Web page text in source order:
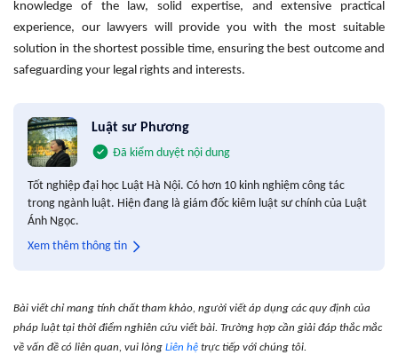
knowledge of the law, solid expertise, and extensive practical
experience, our lawyers will provide you with the most suitable
solution in the shortest possible time, ensuring the best outcome and
safeguarding your legal rights and interests.
Luật sư Phương
Đã kiểm duyệt nội dung
Tốt nghiệp đại học Luật Hà Nội. Có hơn 10 kinh nghiệm công tác
trong ngành luật. Hiện đang là giám đốc kiêm luật sư chính của Luật
Ánh Ngọc.
Xem thêm thông tin
Bài viết chỉ mang tính chất tham khảo, người viết áp dụng các quy định của
pháp luật tại thời điểm nghiên cứu viết bài. Trường hợp cần giải đáp thắc mắc
về vấn đề có liên quan, vui lòng Liên hệ trực tiếp với chúng tôi.